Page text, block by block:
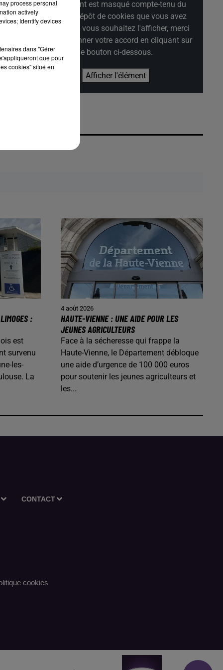
Cet élément est masqué compte-tenu du
refus du dépôt de cookies que vous avez
exprimé. Si vous souhaitez l'afficher, merci
de nous donner votre accord en cliquant sur
le bouton ci-dessous.
Afficher l'élément
:
est
survenu
les-
La
4 août 2026
HAUTE-VIENNE : UNE AIDE POUR LES
JEUNES AGRICULTEURS
Face à la sécheresse qui frappe la
Haute-Vienne, le Département débloque
une aide d’urgence de 100 000 euros
pour soutenir les jeunes agriculteurs et
les...
CONTACT
cookies
process personal
actively
Identify devices
dans "Gérer
que pour
cookies" situé en